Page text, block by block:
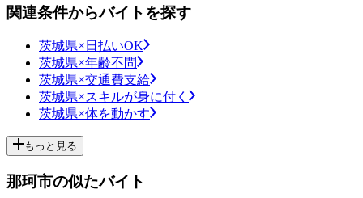
関連条件からバイトを探す
茨城県×日払いOK
茨城県×年齢不問
茨城県×交通費支給
茨城県×スキルが身に付く
茨城県×体を動かす
もっと見る
那珂市の似たバイト